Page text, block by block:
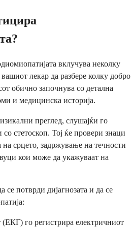
вклучува неколку
лекар да разбере колку добро
обично започнува со детална
и медицинска историја.
преглед, слушајќи го
стетоскоп. Тој ќе провери знаци
срцето, задржување на течности
кои може да укажуваат на
се потврди дијагнозата и да се
го регистрира електричниот